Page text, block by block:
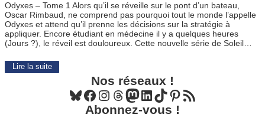
Odyxes – Tome 1 Alors qu’il se réveille sur le pont d’un bateau,
Oscar Rimbaud, ne comprend pas pourquoi tout le monde l’appelle
Odyxes et attend qu’il prenne les décisions sur la stratégie à
appliquer. Encore étudiant en médecine il y a quelques heures
(Jours ?), le réveil est douloureux. Cette nouvelle série de Soleil…
Lire la suite
Nos réseaux !
Bluesky Facebook Instagram Threads Mastodon LinkedIn TikTok Pinterest Flux RSS
Abonnez-vous !